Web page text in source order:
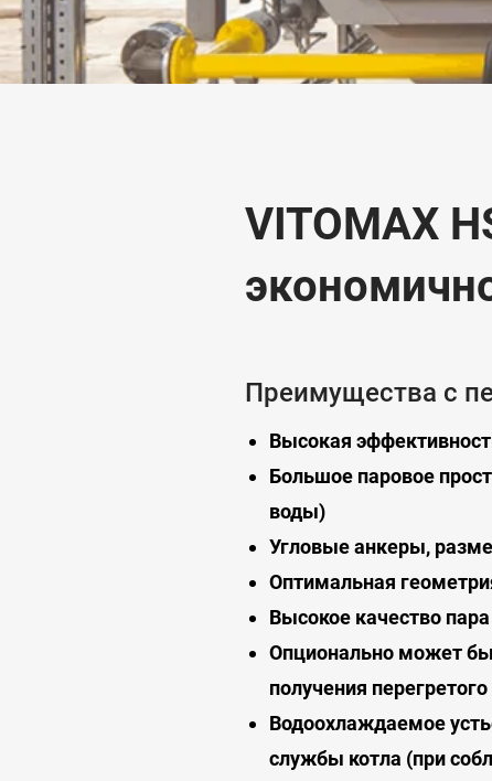
VITOMAX
Преимущества с
Высокая
Большое паровое
воды)
Угловые анкеры,
Оптимальная
Высокое качество
Опционально может
получения
Водоохлаждаемое
службы котла (при